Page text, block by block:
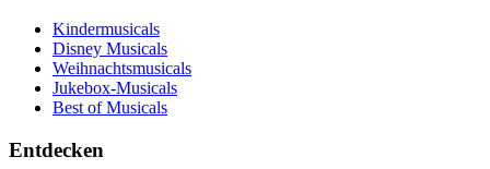
Kindermusicals
Disney Musicals
Weihnachtsmusicals
Jukebox-Musicals
Best of Musicals
Entdecken